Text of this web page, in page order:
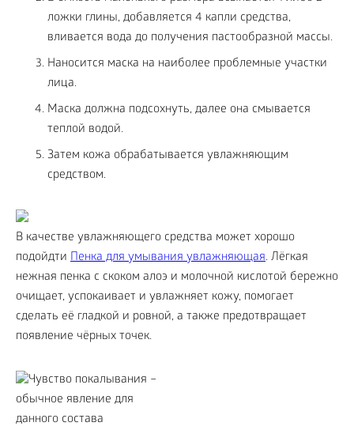
ложки глины, добавляется 4 капли средства,
вливается вода до получения пастообразной массы.
Наносится маска на наиболее проблемные участки
лица.
Маска должна подсохнуть, далее она смывается
теплой водой.
Затем кожа обрабатывается увлажняющим
средством.
В качестве увлажняющего средства может хорошо
подойдти Пенка для умывания увлажняющая. Лёгкая
нежная пенка с скоком алоэ и молочной кислотой бережно
очищает, успокаивает и увлажняет кожу, помогает
сделать её гладкой и ровной, а также предотвращает
появление чёрных точек.